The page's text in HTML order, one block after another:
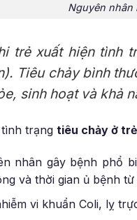
Nguyên nhân
trẻ xuất hiện tình
Tiêu chảy bình
sinh hoạt và khả
trạng tiêu chảy ở trẻ
nhân gây bệnh phổ
và thời gian ủ bệnh
vi khuẩn Coli, lỵ